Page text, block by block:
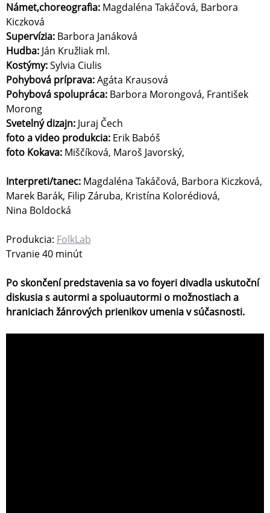
Námet,choreografia: Magdaléna Takáčová, Barbora
Kiczková
Supervízia: Barbora Janáková
Hudba: Ján Kružliak ml.
Kostýmy:Sylvia Ciulis
Pohybová príprava:Agáta Krausová
Pohybová spolupráca: Barbora Morongová, František
Morong
Svetelný dizajn: Juraj Čech
foto a video produkcia: Erik Babóš
foto Kokava: Miščíková, Maroš Javorský,
Interpreti/tanec: Magdaléna Takáčová, Barbora Kiczková,
Marek Barák, Filip Záruba, Kristína Kolorédiová,
Nina Boldocká
Produkcia: FolkLab
Trvanie 40 minút
Po skončení predstavenia sa vo foyeri divadla uskutoční
diskusia s autormi a spoluautormi o možnostiach a
hraniciach žánrových prienikov umenia v súčasnosti.